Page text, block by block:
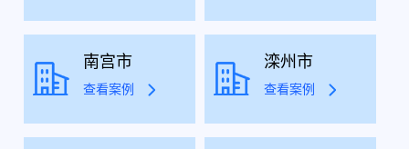
南宫市
查看案例
滦州市
查看案例